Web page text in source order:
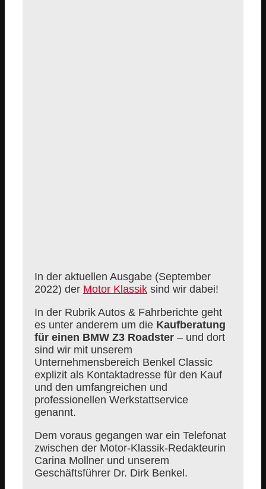
In der aktuellen Ausgabe (September
2022) der Motor Klassik sind wir dabei!
In der Rubrik Autos & Fahrberichte geht
es unter anderem um die Kaufberatung
für einen BMW Z3 Roadster – und dort
sind wir mit unserem
Unternehmensbereich Benkel Classic
explizit als Kontaktadresse für den Kauf
und den umfangreichen und
professionellen Werkstattservice
genannt.
Dem voraus gegangen war ein Telefonat
zwischen der Motor-Klassik-Redakteurin
Carina Mollner und unserem
Geschäftsführer Dr. Dirk Benkel.